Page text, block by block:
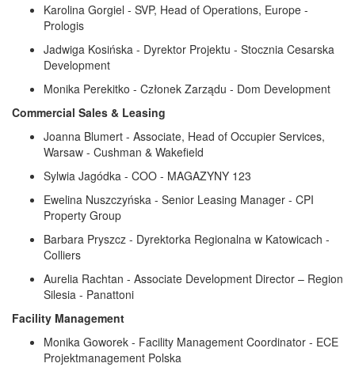
Karolina Gorgiel - SVP, Head of Operations, Europe -
Prologis
Jadwiga Kosińska - Dyrektor Projektu - Stocznia Cesarska
Development
Monika Perekitko - Członek Zarządu - Dom Development
Commercial Sales & Leasing
Joanna Blumert - Associate, Head of Occupier Services,
Warsaw - Cushman & Wakefield
Sylwia Jagódka - COO - MAGAZYNY 123
Ewelina Nuszczyńska - Senior Leasing Manager - CPI
Property Group
Barbara Pryszcz - Dyrektorka Regionalna w Katowicach -
Colliers
Aurelia Rachtan - Associate Development Director – Region
Silesia - Panattoni
Facility Management
Monika Goworek - Facility Management Coordinator - ECE
Projektmanagement Polska